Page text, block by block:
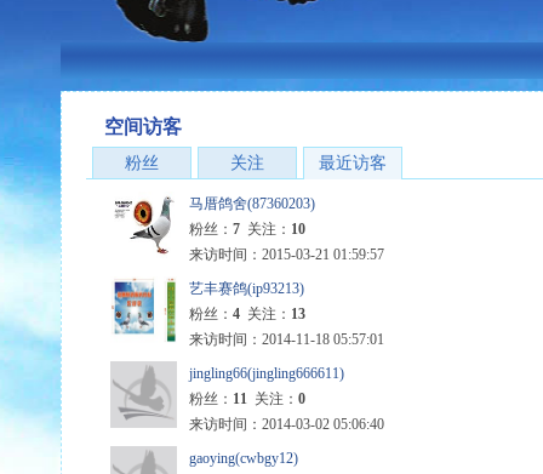
空间访客
粉丝 关注 最近访客
马厝鸽舍(87360203)
粉丝： 7 关注： 10
来访时间：2015-03-21 01:59:57
艺丰赛鸽(ip93213)
粉丝： 4 关注： 13
来访时间：2014-11-18 05:57:01
jingling66(jingling666611)
粉丝： 11 关注： 0
来访时间：2014-03-02 05:06:40
gaoying(cwbgy12)